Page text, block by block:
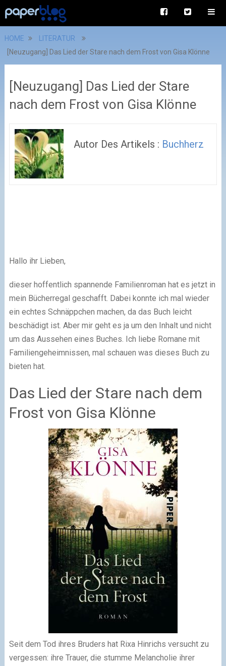
HOME
LITERATUR
[Neuzugang] Das Lied der Stare nach dem Frost von Gisa Klönne
[Neuzugang] Das Lied der Stare
nach dem Frost von Gisa Klönne
Autor Des Artikels : Buchherz
Hallo ihr Lieben,
dieser hoffentlich spannende Familienroman hat es jetzt in
mein Bücherregal geschafft. Dabei konnte ich mal wieder
ein echtes Schnäppchen machen, da das Buch leicht
beschädigt ist. Aber mir geht es ja um den Inhalt und nicht
um das Aussehen eines Buches. Ich liebe Romane mit
Familiengeheimnissen, mal schauen was dieses Buch zu
bieten hat.
Das Lied der Stare nach dem
Frost von Gisa Klönne
Seit dem Tod ihres Bruders hat Rixa Hinrichs versucht zu
vergessen: ihre Trauer, die stumme Melancholie ihrer